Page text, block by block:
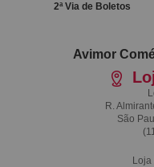
2ª Via de Boletos
Avimor
R.
São
Loja